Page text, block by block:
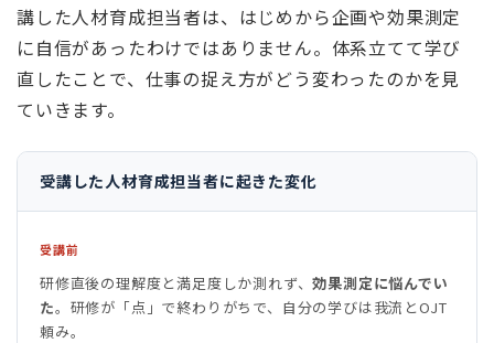
講した人材育成担当者は、はじめから企画や効果測定
に自信があったわけではありません。体系立てて学び
直したことで、仕事の捉え方がどう変わったのかを見
ていきます。
受講した人材育成担当者に起きた変化
受講前
研修直後の理解度と満足度しか測れず、効果測定に悩んでい
た。研修が「点」で終わりがちで、自分の学びは我流とOJT
頼み。